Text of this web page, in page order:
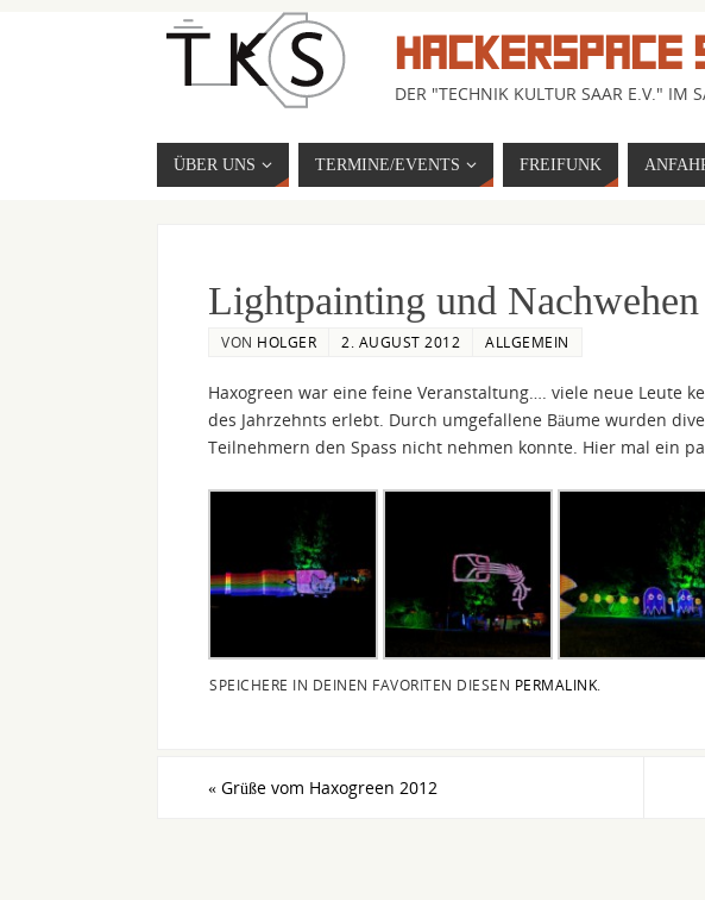
HACKERSPACE
DER "TECHNIK KULTUR SAAR E.V." IM
ÜBER UNS TERMINE/EVENTS FREIFUNK
Lightpainting und
VON HOLGER 2. AUGUST 2012 ALLGEMEIN
Haxogreen war eine feine Veranstaltung…. viele neue Leute
des Jahrzehnts erlebt. Durch umgefallene Bäume wurden
Teilnehmern den Spass nicht nehmen konnte. Hier mal ein
SPEICHERE IN DEINEN FAVORITEN DIESEN PERMALINK
« Grüße vom Haxogreen 2012